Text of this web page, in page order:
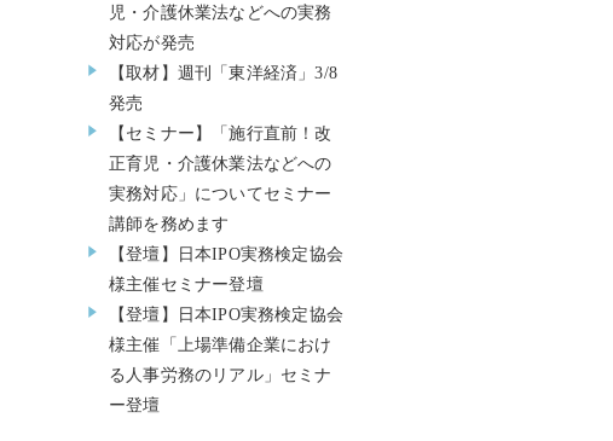
児・介護休業法などへの実務
対応が発売
【取材】週刊「東洋経済」3/8
発売
【セミナー】「施行直前！改
正育児・介護休業法などへの
実務対応」についてセミナー
講師を務めます
【登壇】日本IPO実務検定協会
様主催セミナー登壇
【登壇】日本IPO実務検定協会
様主催「上場準備企業におけ
る人事労務のリアル」セミナ
ー登壇